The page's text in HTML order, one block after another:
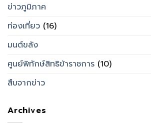
ข่าวภูมิภาค
ท่องเที่ยว (16)
มนต์ขลัง
ศูนย์พิทักษ์สิทธิข้าราชการ (10)
สืบจากข่าว
Archives